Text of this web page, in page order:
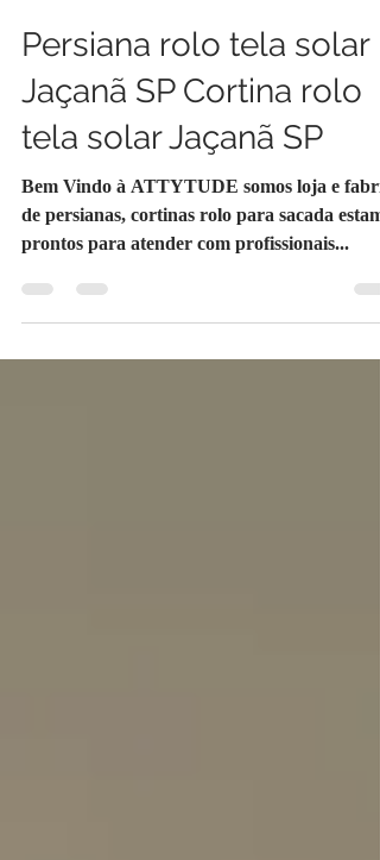
2 min de leitura
Persiana rolo tela solar
Jaçanã SP Cortina rolo
tela solar Jaçanã SP
Bem Vindo à ATTYTUDE somos loja e
de persianas, cortinas rolo para sacada